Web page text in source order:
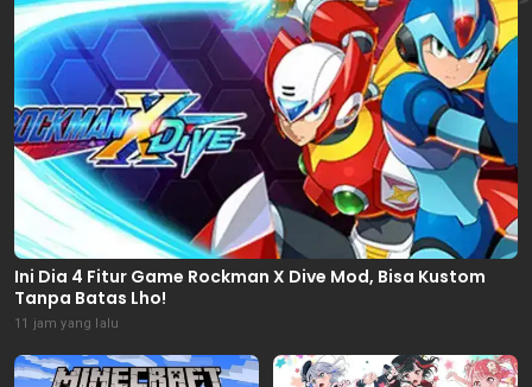
Ini Dia 4 Fitur Game Rockman X Dive Mod, Bisa Kustom
Tanpa Batas Lho!
11 jam yang lalu